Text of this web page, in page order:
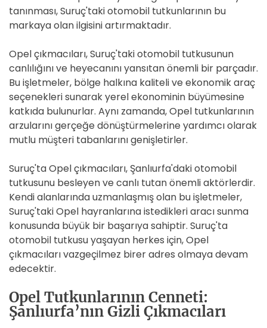
tanınması, Suruç'taki otomobil tutkunlarının bu
markaya olan ilgisini artırmaktadır.
Opel çıkmacıları, Suruç'taki otomobil tutkusunun
canlılığını ve heyecanını yansıtan önemli bir parçadır.
Bu işletmeler, bölge halkına kaliteli ve ekonomik araç
seçenekleri sunarak yerel ekonominin büyümesine
katkıda bulunurlar. Aynı zamanda, Opel tutkunlarının
arzularını gerçeğe dönüştürmelerine yardımcı olarak
mutlu müşteri tabanlarını genişletirler.
Suruç'ta Opel çıkmacıları, Şanlıurfa'daki otomobil
tutkusunu besleyen ve canlı tutan önemli aktörlerdir.
Kendi alanlarında uzmanlaşmış olan bu işletmeler,
Suruç'taki Opel hayranlarına istedikleri aracı sunma
konusunda büyük bir başarıya sahiptir. Suruç'ta
otomobil tutkusu yaşayan herkes için, Opel
çıkmacıları vazgeçilmez birer adres olmaya devam
edecektir.
Opel Tutkunlarının Cenneti:
Şanlıurfa’nın Gizli Çıkmacıları